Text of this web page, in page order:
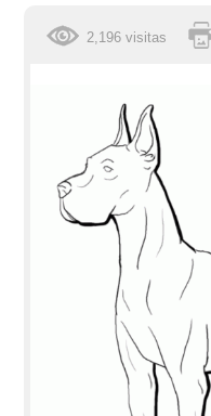
2,196 visitas